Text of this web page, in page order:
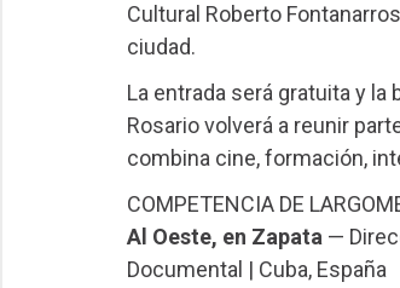
Cultural Roberto
ciudad.
La entrada será gratuita y
Rosario volverá a reunir
combina cine, formación,
COMPETENCIA DE
Al Oeste, en Zapata —
Documental | Cuba, España